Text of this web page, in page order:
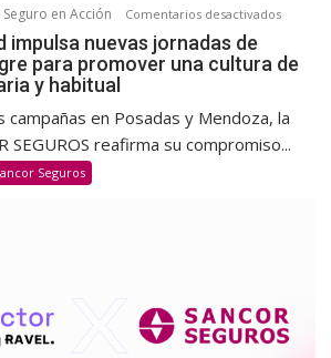
Seguro en Acción Comentarios desactivadosen
Salud
una
cultura
impulsa nuevas jornadas de
para promover una cultura de
y habitual
campañas en Posadas y Mendoza, la
SEGUROS reafirma su compromiso...
Seguros